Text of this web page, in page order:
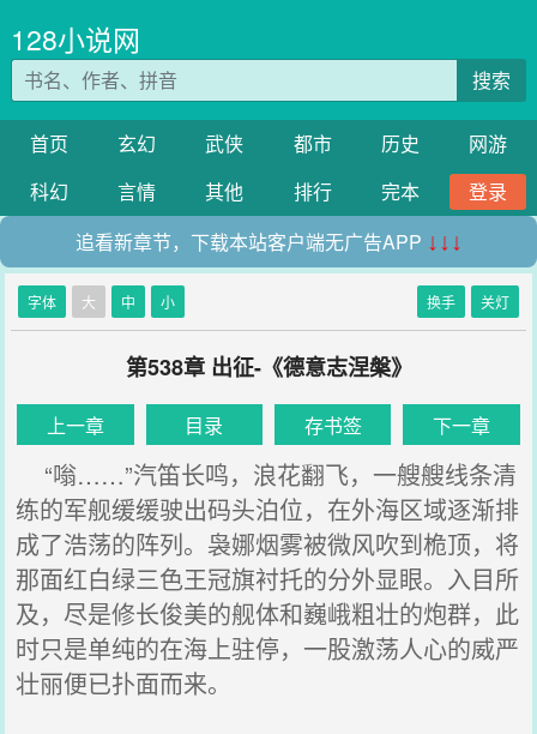
128小说网
搜索
首页 玄幻 武侠 都市 历史
网游
科幻
言情 其他 排行 完本
登录
追看新章节，下载本站客户端无广告APP ↓↓↓
字体 大 中 小 换手 关灯
第538章 出征-《德意志涅槃》
上一章 目录 存书签 下一章
“嗡……”汽笛长鸣，浪花翻飞，一艘艘线条清
练的军舰缓缓驶出码头泊位，在外海区域逐渐排
成了浩荡的阵列。袅娜烟雾被微风吹到桅顶，将
那面红白绿三色王冠旗衬托的分外显眼。入目所
及，尽是修长俊美的舰体和巍峨粗壮的炮群，此
时只是单纯的在海上驻停，一股激荡人心的威严
壮丽便已扑面而来。